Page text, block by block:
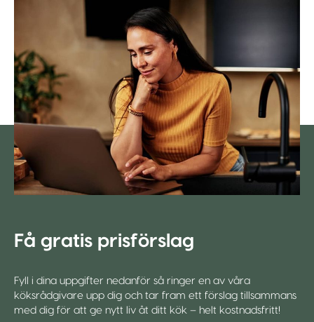
Få gratis prisförslag
Fyll i dina uppgifter nedanför så ringer en av våra
köksrådgivare upp dig och tar fram ett förslag tillsammans
med dig för att ge nytt liv åt ditt kök – helt kostnadsfritt!